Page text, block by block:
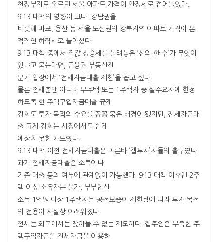
천정부지로 오르던 서울 아파트 가격이 안정세로 접어들었다.
9·13 대책의 영향이 크다. 강남권을
비롯해 마포, 용산 등 서울 도심권의 강북지역 아파트 가격이 본
격적인 하락세로 돌아섰다.
9·13 대책 중에서 집값 상승세를 돌려놓은 ‘신의 한 수’가 무엇이
었냐고 묻는다면, 금융권 부동산전
문가 입장에서 ‘전세자금대출 제한’을 꼽고 싶다.
물론 전세뿐만 아니라 무주택 또는 1주택자 중 실수요자에 한정
하도록 한 주택구입자금대출 규제
강화도 투자 목적의 수요를 꽁꽁 묶은 배경이 됐지만, 전세자금대
출 규제 강화는 시장에서도 쉽게
예상치 못한 카드였다.
9·13 대책 이전 전세자금대출은 이른바 ‘갭투자’자들의 출구였다.
과거 전세자금대출은 소득이나
기존 대출 등의 여부에 관계없이 가능했다. 9·13 대책 이후엔 2주
택 이상 소유자는 불가, 부부합산
소득 1억원 이상 1주택자는 공적보증이 제한됨에 따라 투자 목적
의 전용이 사실상 어려워졌다.
전세는 외국에서는 찾아볼 수 없는 제도이다. 집주인은 부족한 주
택구입자금을 전세자금을 이용하